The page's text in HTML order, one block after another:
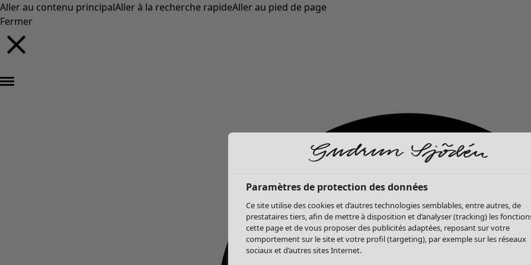
Aller au contenu principalAller à la recherche rapideAller au pied de page
Fermer
Paramètres de protection des données
Ce site utilise des cookies et d’autres technologies semblables, entre autres, de
prestataires tiers, afin de mettre à disposition et d’analyser (tracking) les
cette page et de vous proposer des publicités adaptées, reposant sur votre
comportement sur le site et votre profil (targeting), par exemple sur les réseaux
sociaux et d’autres sites Internet.